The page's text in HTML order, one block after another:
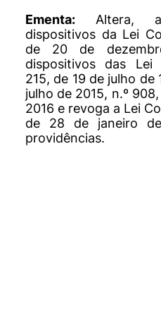
Ementa: Altera,
dispositivos da Lei
de 20 de
dispositivos das Lei
215, de 19 de julho de
julho de 2015, n.º
2016 e revoga a Lei
de 28 de janeiro
providências.